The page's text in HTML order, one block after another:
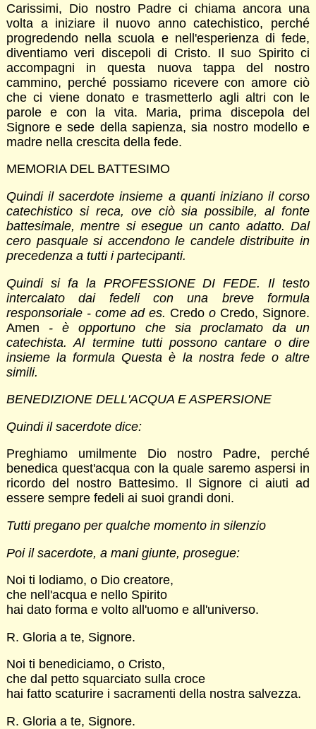
Carissimi, Dio nostro Padre ci chiama ancora una
volta a iniziare il nuovo anno catechistico, perché
progredendo nella scuola e nell'esperienza di fede,
diventiamo veri discepoli di Cristo. Il suo Spirito ci
accompagni in questa nuova tappa del nostro
cammino, perché possiamo ricevere con amore ciò
che ci viene donato e trasmetterlo agli altri con le
parole e con la vita. Maria, prima discepola del
Signore e sede della sapienza, sia nostro modello e
madre nella crescita della fede.
MEMORIA DEL BATTESIMO
Quindi il sacerdote insieme a quanti iniziano il corso
catechistico si reca, ove ciò sia possibile, al fonte
battesimale, mentre si esegue un canto adatto. Dal
cero pasquale si accendono le candele distribuite in
precedenza a tutti i partecipanti.
Quindi si fa la PROFESSIONE DI FEDE. Il testo
intercalato dai fedeli con una breve formula
responsoriale - come ad es. Credo o Credo, Signore.
Amen - è opportuno che sia proclamato da un
catechista. Al termine tutti possono cantare o dire
insieme la formula Questa è la nostra fede o altre
simili.
BENEDIZIONE DELL'ACQUA E ASPERSIONE
Quindi il sacerdote dice:
Preghiamo umilmente Dio nostro Padre, perché
benedica quest'acqua con la quale saremo aspersi in
ricordo del nostro Battesimo. Il Signore ci aiuti ad
essere sempre fedeli ai suoi grandi doni.
Tutti pregano per qualche momento in silenzio
Poi il sacerdote, a mani giunte, prosegue:
Noi ti lodiamo, o Dio creatore,
che nell'acqua e nello Spirito
hai dato forma e volto all'uomo e all'universo.
R. Gloria a te, Signore.
Noi ti benediciamo, o Cristo,
che dal petto squarciato sulla croce
hai fatto scaturire i sacramenti della nostra salvezza.
R. Gloria a te, Signore.